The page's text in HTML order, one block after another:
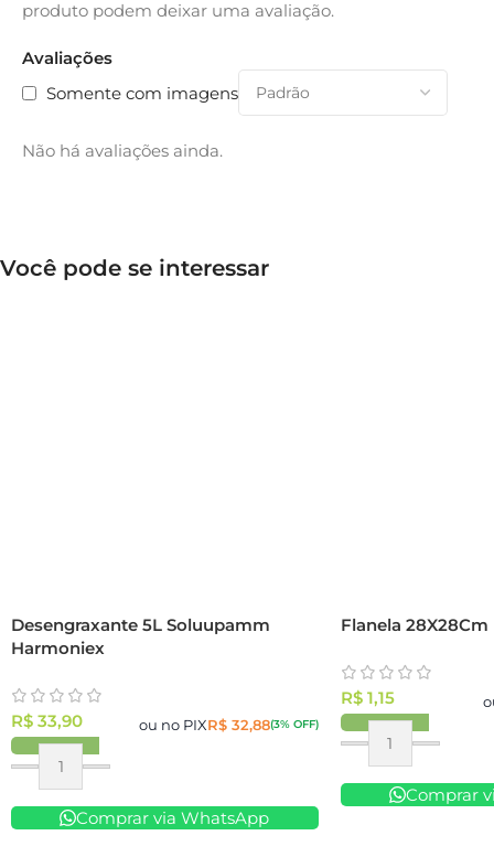
Avaliações
Somente com imagens
Não há avaliações ainda.
produto podem deixar uma avaliação.
Você pode se interessar
Desengraxante 5L Soluupamm
Harmoniex
R$ 33,90 ou no PIXR$32,88(3% OFF)
Comprar via WhatsApp
Flanela 28X28Cm
R$1,15
Comprar